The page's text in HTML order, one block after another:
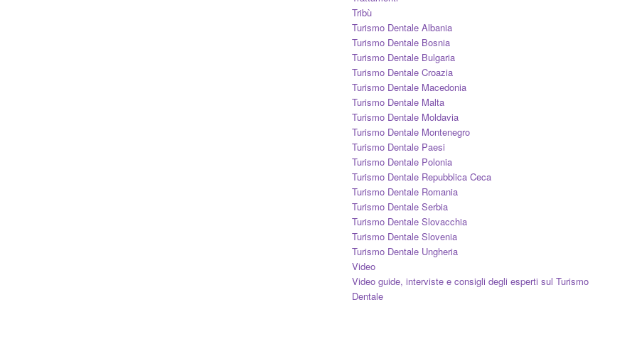
Tribù
Turismo Dentale Albania
Turismo Dentale Bosnia
Turismo Dentale Bulgaria
Turismo Dentale Croazia
Turismo Dentale Macedonia
Turismo Dentale Malta
Turismo Dentale Moldavia
Turismo Dentale Montenegro
Turismo Dentale Paesi
Turismo Dentale Polonia
Turismo Dentale Repubblica Ceca
Turismo Dentale Romania
Turismo Dentale Serbia
Turismo Dentale Slovacchia
Turismo Dentale Slovenia
Turismo Dentale Ungheria
Video
Video guide, interviste e consigli degli esperti sul Turismo
Dentale